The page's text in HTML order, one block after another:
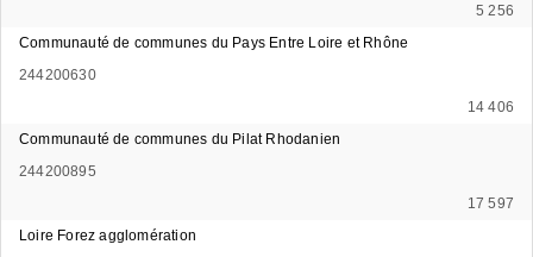
5 256
Communauté de communes du Pays Entre Loire et Rhône
244200630
14 406
Communauté de communes du Pilat Rhodanien
244200895
17 597
Loire Forez agglomération